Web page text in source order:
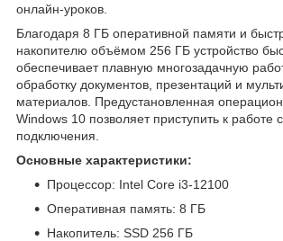
онлайн-уроков.
Благодаря 8 ГБ оперативной памяти и
накопителю объёмом 256 ГБ устройство
обеспечивает плавную многозадачную
обработку документов, презентаций и
материалов. Предустановленная
Windows 10 позволяет приступить к работе
подключения.
Основные характеристики:
Процессор: Intel Core i3-12100
Оперативная память: 8 ГБ
Накопитель: SSD 256 ГБ